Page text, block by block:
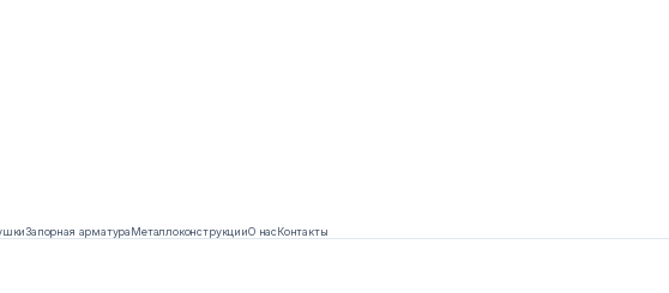
Запорная арматураМеталлоконструкцииО насКонтакты